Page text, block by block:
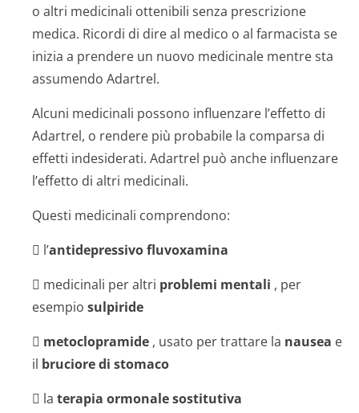
o altri medicinali ottenibili senza prescrizione
medica. Ricordi di dire al medico o al farmacista se
inizia a prendere un nuovo medicinale mentre sta
assumendo Adartrel.
Alcuni medicinali possono influenzare l’effetto di
Adartrel, o rendere più probabile la comparsa di
effetti indesiderati. Adartrel può anche influenzare
l’effetto di altri medicinali.
Questi medicinali comprendono:
 l’antidepressivo fluvoxamina
 medicinali per altri problemi mentali , per
esempio sulpiride
 metoclopramide , usato per trattare la nausea e
il bruciore di stomaco
 la terapia ormonale sostitutiva